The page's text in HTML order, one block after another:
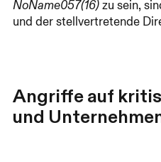
NoName057(16) zu sein,
und der stellvertretende
Angriffe auf
und